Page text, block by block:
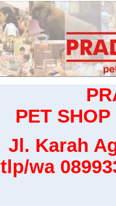
PET
Jl. Karah
tlp/wa